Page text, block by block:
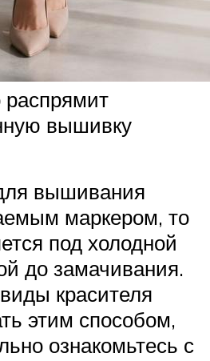
распрямит
вышивку
вышивания
маркером, то
под холодной
до замачивания.
красителя
этим способом,
ознакомьтесь с